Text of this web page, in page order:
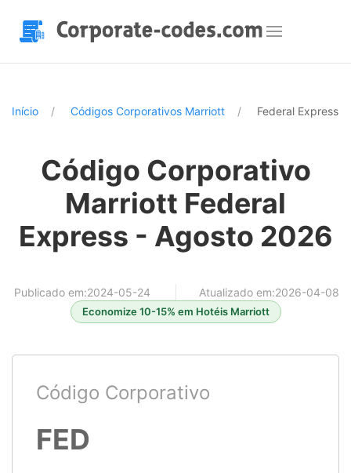
Início Códigos Corporativos Marriott Federal Express
Código Corporativo
Marriott Federal
Express - Agosto 2026
Publicado em:2024-05-24 Atualizado em:2026-04-08
Economize 10-15% em Hotéis Marriott
Código Corporativo
FED